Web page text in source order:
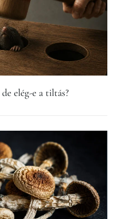
elég-e a tiltás?